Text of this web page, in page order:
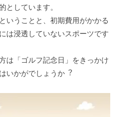
としています。
いうことと、初期費⽤がかかる
は浸透していないスポーツです
は「ゴルフ記念⽇」をきっかけ
いかがでしょうか︖